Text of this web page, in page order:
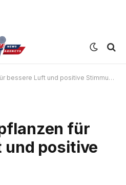
bessere Luft und positive Stimmung
für
und positive